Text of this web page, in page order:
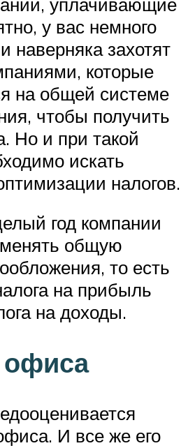
у вас немного
наверняка захотят
которые
на общей системе
чтобы получить
Но и при такой
искать
налогов.
год компании
общую
то есть
на прибыль
на доходы.
офиса
И все же его